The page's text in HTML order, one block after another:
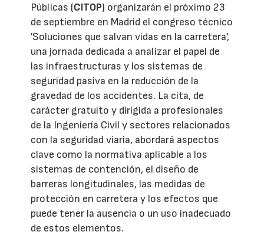
Públicas (CITOP) organizarán el próximo 23
de septiembre en Madrid el congreso técnico
'Soluciones que salvan vidas en la carretera',
una jornada dedicada a analizar el papel de
las infraestructuras y los sistemas de
seguridad pasiva en la reducción de la
gravedad de los accidentes. La cita, de
carácter gratuito y dirigida a profesionales
de la Ingeniería Civil y sectores relacionados
con la seguridad viaria, abordará aspectos
clave como la normativa aplicable a los
sistemas de contención, el diseño de
barreras longitudinales, las medidas de
protección en carretera y los efectos que
puede tener la ausencia o un uso inadecuado
de estos elementos.